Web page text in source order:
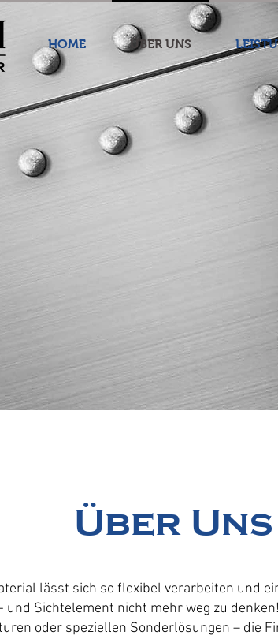
HOME ÜBER UNS
Über Uns
lässt sich so flexibel verarbeiten und
Sichtelement nicht mehr weg zu
oder speziellen Sonderlösungen – die